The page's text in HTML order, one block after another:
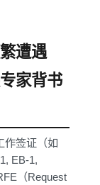
遭遇
家背书
作签证（如
EB-1,
（Request